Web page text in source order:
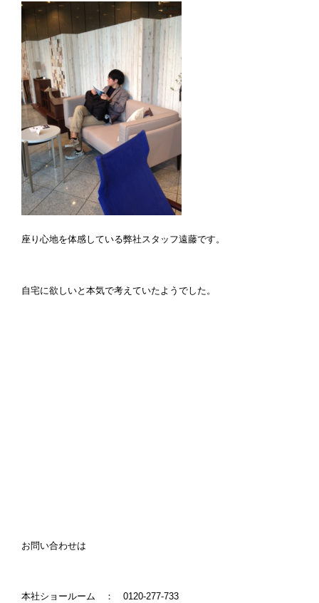
座り心地を体感している弊社スタッフ遠藤です。
自宅に欲しいと本気で考えていたようでした。
お問い合わせは
本社ショールーム ： 0120-277-733